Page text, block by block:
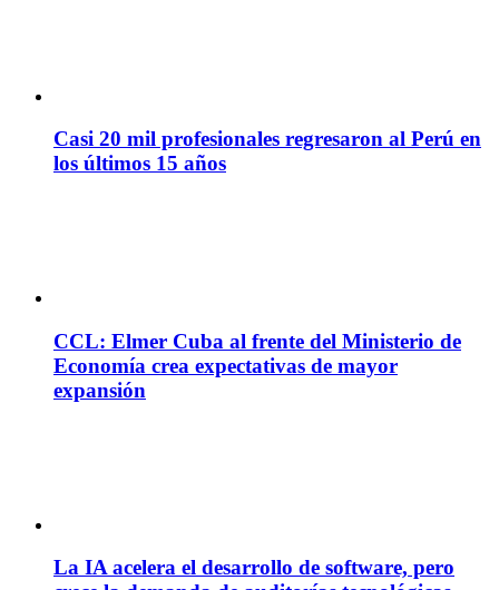
Casi 20 mil profesionales regresaron al Perú en
los últimos 15 años
CCL: Elmer Cuba al frente del Ministerio de
Economía crea expectativas de mayor
expansión
La IA acelera el desarrollo de software, pero